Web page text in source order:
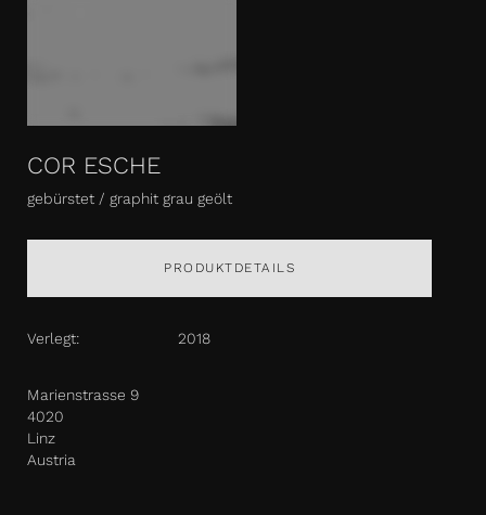
COR ESCHE
gebürstet / graphit grau geölt
PRODUKTDETAILS
Verlegt: 2018
Marienstrasse 9
4020
Linz
Austria